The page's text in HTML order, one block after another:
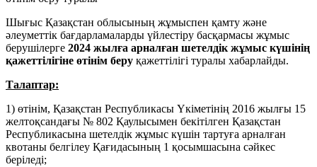
Шығыс Қазақстан облысының жұмыспен қамту және
әлеуметтік бағдарламаларды үйлестіру басқармасы жұмыс
берушілерге 2024 жылға арналған шетелдік жұмыс күшінің
қажеттілігіне өтінім беру қажеттілігі туралы хабарлайды.
Талаптар:
1) өтінім, Қазақстан Республикасы Үкіметінің 2016 жылғы 15
желтоқсандағы № 802 Қаулысымен бекітілген Қазақстан
Республикасына шетелдік жұмыс күшін тартуға арналған
квотаны белгілеу Қағидасының 1 қосымшасына сәйкес
беріледі;